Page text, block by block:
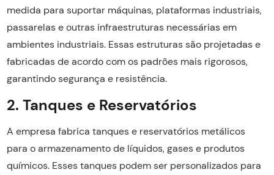
medida para suportar máquinas, plataformas industriais,
passarelas e outras infraestruturas necessárias em
ambientes industriais. Essas estruturas são projetadas e
fabricadas de acordo com os padrões mais rigorosos,
garantindo segurança e resistência.
2. Tanques e Reservatórios
A empresa fabrica tanques e reservatórios metálicos
para o armazenamento de líquidos, gases e produtos
químicos. Esses tanques podem ser personalizados para